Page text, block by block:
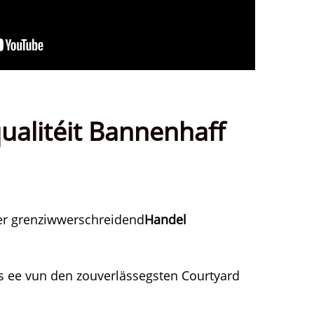
Bannenhaff
grenziwwerschreidendHandel
ee vun den zouverlässegsten Courtyard